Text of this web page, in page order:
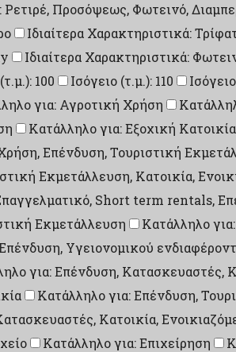
Ρετιρέ, Προσόψεως, Φωτεινό,
Ιδιαίτερα Χαρακτηριστικά:
Ιδιαίτερα Χαρακτηριστικά:
100 Ισόγειο (τ.μ.): 110
για: Αγροτική Χρήση
Κατάλληλο για: Εξοχική
Επένδυση, Τουριστική
Εκμετάλλευση, Κατοικία,
Short term rentals,
Εκμετάλλευση
Κατάλληλο
Υγειονομικού
για: Επένδυση, Κατασκευαστές,
Κατάλληλο για: Επένδυση,
Κατοικία,
Κατάλληλο για: Επιχείρηση